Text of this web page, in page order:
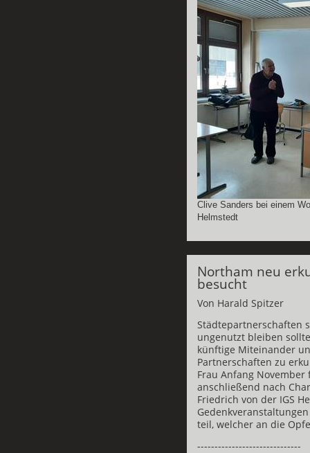
Clive Sanders bei einem
Helmstedt
Northam neu
besucht
Von Harald Spitzer
Städtepartnerschaften
ungenutzt bleiben
künftige Miteinander
Partnerschaften zu
Frau Anfang
anschließend nach
Friedrich von der IGS
teil, welcher an die
------------------------------